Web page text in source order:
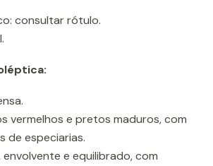
consultar rótulo.
vermelhos e pretos maduros, com
de especiarias.
envolvente e equilibrado, com